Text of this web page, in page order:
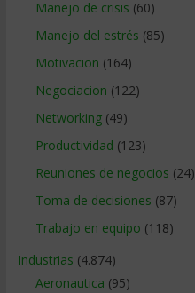
Manejo de crisis (60)
Manejo del estrés (85)
Motivacion (164)
Negociacion (122)
Networking(49)
Productividad (123)
Reuniones de negocios (24)
Toma de decisiones (87)
Trabajo en equipo (118)
Industrias (4.874)
Aeronautica (95)